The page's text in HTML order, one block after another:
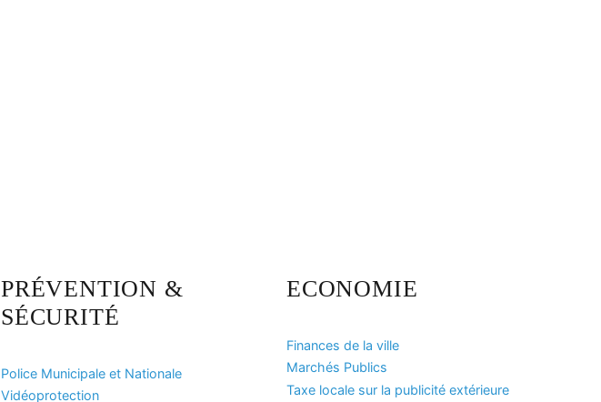
PRÉVENTION &
SÉCURITÉ
Police Municipale et Nationale
Vidéoprotection
ECONOMIE
Finances de la ville
Marchés Publics
Taxe locale sur la publicité extérieure